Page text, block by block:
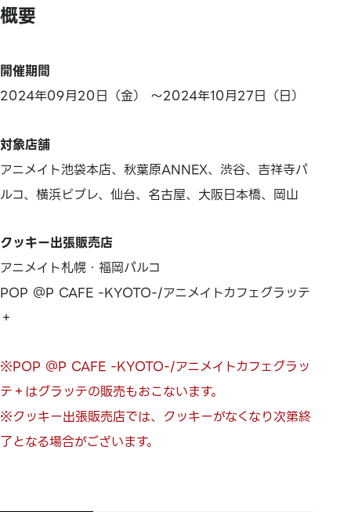
概要
開催期間
2024年09月20日（金） ～2024年10月27日（日）
対象店舗
アニメイト池袋本店、秋葉原ANNEX、渋谷、吉祥寺パ
ルコ、横浜ビブレ、仙台、名古屋、大阪日本橋、岡山
クッキー出張販売店
アニメイト札幌・福岡パルコ
POP ＠P CAFE -KYOTO-/アニメイトカフェグラッテ
＋
※POP ＠P CAFE -KYOTO-/アニメイトカフェグラッ
テ＋はグラッテの販売もおこないます。
※クッキー出張販売店では、クッキーがなくなり次第終
了となる場合がございます。